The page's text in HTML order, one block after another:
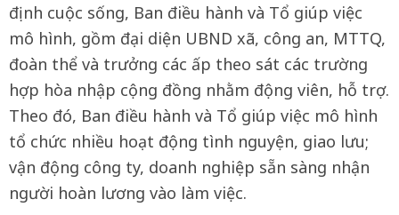
định cuộc sống, Ban điều hành và Tổ giúp việc
mô hình, gồm đại diện UBND xã, công an, MTTQ,
đoàn thể và trưởng các ấp theo sát các trường
hợp hòa nhập cộng đồng nhằm động viên, hỗ trợ.
Theo đó, Ban điều hành và Tổ giúp việc mô hình
tổ chức nhiều hoạt động tình nguyện, giao lưu;
vận động công ty, doanh nghiệp sẵn sàng nhận
người hoàn lương vào làm việc.